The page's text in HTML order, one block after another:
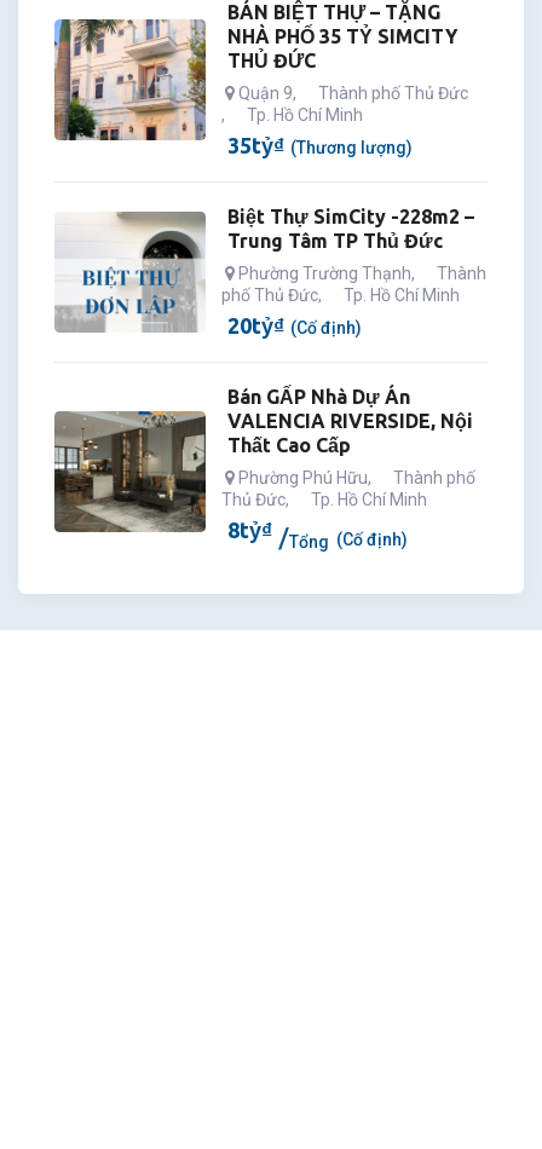
BÁN BIỆT THỰ – TẶNG
NHÀ PHỐ 35 TỶ SIMCITY
THỦ ĐỨC
Quận 9,
Thành phố Thủ Đức
,
Tp. Hồ Chí Minh
35tỷ₫ (Thương lượng)
Biệt Thự SimCity -228m2 –
Trung Tâm TP Thủ Đức
Phường Trường Thạnh,
Thành
phố Thủ Đức, Tp. Hồ Chí Minh
20tỷ₫ (Cố định)
Bán GẤP Nhà Dự Án
VALENCIA RIVERSIDE, Nội
Thất Cao Cấp
Phường Phú Hữu,
Thành phố
Thủ Đức, Tp. Hồ Chí Minh
8tỷ₫ Tổng (Cố định)